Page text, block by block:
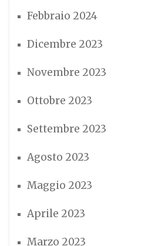
Febbraio 2024
Dicembre 2023
Novembre 2023
Ottobre 2023
Settembre 2023
Agosto 2023
Maggio 2023
Aprile 2023
Marzo 2023